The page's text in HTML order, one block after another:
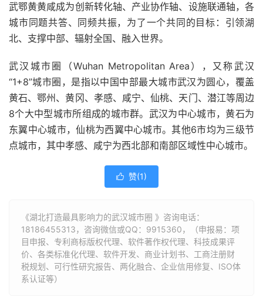
武鄂黄黄咸成为创新转化轴、产业协作轴、设施联通轴，各
城市同题共答、同频共振，为了一个共同的目标：引领湖
北、支撑中部、辐射全国、融入世界。
武汉城市圈（Wuhan Metropolitan Area），又称武汉
“1+8”城市圈，是指以中国中部最大城市武汉为圆心，覆盖
黄石、鄂州、黄冈、孝感、咸宁、仙桃、天门、潜江等周边
8个大中型城市所组成的城市群。武汉为中心城市，黄石为
东翼中心城市，仙桃为西翼中心城市。其他6市均为三级节
点城市，其中孝感、咸宁为西北部和南部区域性中心城市。
 赞(1)
《湖北打造最具影响力的武汉城市圈 》咨询电话：
18186455313，咨询微信或QQ：9915360，（申报易：项
目申报、专利商标版权代理、软件著作权代理、科技成果评
价、各类标准化代理、软件开发、商业计划书、工商注册财
税规划、可行性研究报告、两化融合、企业信用修复、ISO体
系认证等）